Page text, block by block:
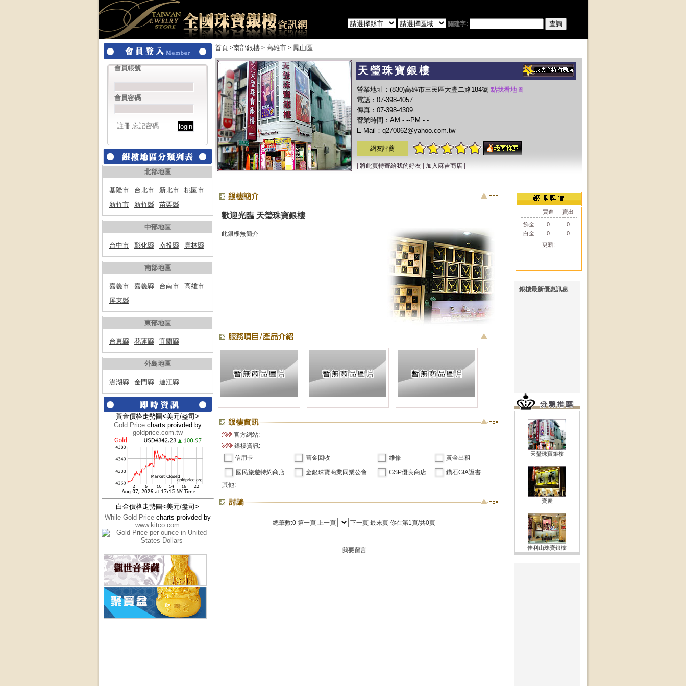
關建字:
會員帳號
會員密碼
註冊 忘記密碼
北部地區
基隆市 台北市 新北市
桃園市
新竹市
新竹縣 苗栗縣
中部地區
台中市 彰化縣 南投縣 雲林縣
南部地區
嘉義市 嘉義縣 台南市
高雄市
屏東縣
東部地區
台東縣 花蓮縣 宜蘭縣
外島地區
澎湖縣 金門縣 連江縣
黃金價格走勢圖<美元/盎司>
Gold Pricecharts proivded by
goldprice.com.tw
白金價格走勢圖<美元/盎司>
While Gold Pricecharts proivded by
www.kitco.com
首頁 >南部銀樓> 高雄市> 鳳山區
天瑩珠寶銀樓
營業地址：(830)高雄市三民區大豐二路184號 點我看地圖
電話：07-398-4057
傳真：07-398-4309
營業時間：AM -:--PM -:-
E-Mail：q270062@yahoo.com.tw
網友評薦
將此頁轉寄給我的好友| 加入麻吉商店|
買進
賣出
飾金
0
0
白金
0
0
更新:
銀樓最新優惠訊息
天瑩珠寶銀樓
寶慶
佳利山珠寶銀樓
歡迎光臨 天瑩珠寶銀樓
此銀樓無簡介
官方網站:
銀樓資訊:
信用卡
舊金回收 維修
黃金出租
國民旅遊特約商店
金銀珠寶商業同業公會 GSP優良商店
鑽石GIA證書
其他:
總筆數:0 第一頁 上一頁 下一頁 最末頁 你在第1頁/共0頁
我要留言